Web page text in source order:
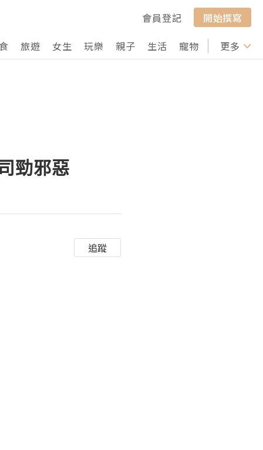
會員登記
開始撰寫
旅遊 女生 玩樂 親子 生活 寵物 行山 打卡
更多
勁邪惡
追蹤